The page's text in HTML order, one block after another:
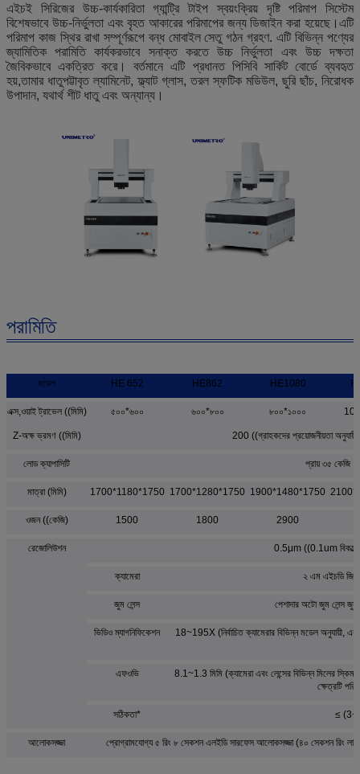
এইচই সিরিজের উচ্চ-কার্যকারিতা গ্যান্ট্রি টাইপ স্বয়ংক্রিয় দৃষ্টি পরিমাপ সিস্টেম
বিশেষভাবে উচ্চ-নির্ভুলতা এবং বৃহত আকারের পরিমাপের জন্য ডিজাইন করা হয়েছে।এটি
পরিমাপ কাজ স্থির রাখা সম্পূর্ণরূপে বন্ধ মোবাইল সেতু গঠন গ্রহণ. এটি বিভিন্ন পণ্যের
জ্যামিতিক পরামিতি কার্যকরভাবে সনাক্ত করতে উচ্চ নির্ভুলতা এবং উচ্চ দক্ষতা
জৈবিকভাবে একত্রিত করে। বর্তমানে এটি প্রধানত পিসিবি সার্কিট বোর্ডে ব্যবহৃত
হয়,তামার ধাতুপট্টাবৃত ল্যামিনেট, ফ্ল্যাট গ্লাস, তরল স্ফটিক মডিউল, ছুরি ছাঁচ, নিরোধক
উপাদান, যথার্থ শীট ধাতু এবং অন্যান্য।
পরামিতি
মডেল HE 652 HE862 HE1080
এক্স,ওয়াই ট্রাভেল ((মিমি) ৫০০*৬০০ ৬০০*৮০০ ৮০০*১০০০
Z-অক্ষ ভ্রমণ ((মিমি) 200 ((গ্রাহকদের প্রয়োজনীয়তা অনুযায়ী
লোড ক্যাপাসিটি প্রায় ৩৫ কেজি
মাত্রা (মিমি) 1700*1180*1750 1700*1280*1750 1900*1480*1750
ওজন ((কেজি) 1500 1800 2900
রেজোলিউশন 0.5μm ((0.1um
ক্যামেরা ২ এম এইচডি
জুম লেন্স পেশাদার অটো জুম লেন্স জুম
ভিডিও ম্যাগনিফিকেশন
18~195X (নির্বাচিত ক্যামেরার বিভিন্ন মডেল অনুযায়ী,
এফওভি
8.1~1.3 মিমি (ক্যামেরা এবং লেন্সের বিভিন্ন মিলের
ক্ষেত্রটি
সঠিকতা* ≤
আলোকসজ্জা প্রোগ্রামযোগ্য ৫ রিং ৮ সেকশন এলইডি সারফেস আলোকসজ্জা (৪০ সেকশন রিং